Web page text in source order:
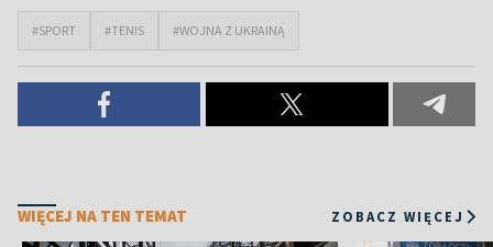
#SPORT #TENIS #WOJNA Z UKRAINĄ
WIĘCEJ NA TEN TEMAT ZOBACZ WIĘCEJ